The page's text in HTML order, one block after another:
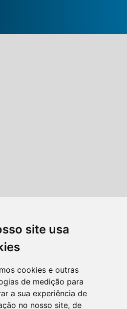
site usa
cookies e outras
de medição para
a sua experiência de
no nosso site, de
n° 117 - 3° Andar, Sala 36 –
/ SP – CEP. 09400-220